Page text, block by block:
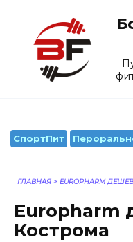
содержанию
СпортПит
ГЛАВНАЯ > EUROPHARM
Europharm
Кострома